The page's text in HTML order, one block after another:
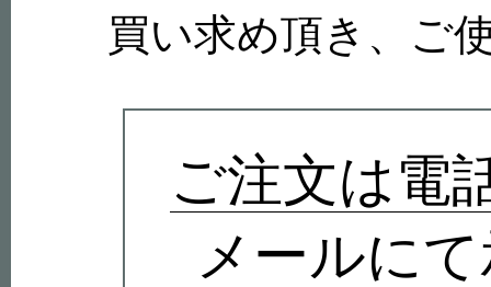
買い求め頂き、ご
ご注文は電
メールに